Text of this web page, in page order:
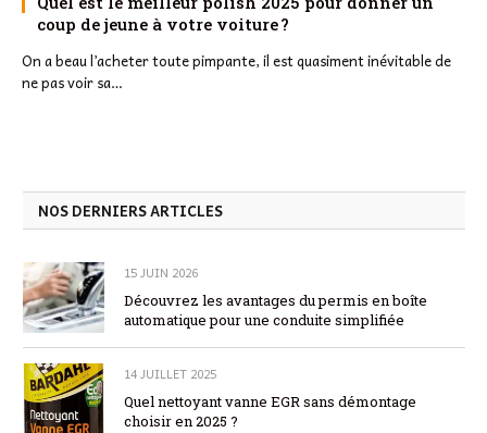
coup de jeune à votre voiture ?
On a beau l’acheter toute pimpante, il est quasiment inévitable de
ne pas voir sa…
NOS DERNIERS ARTICLES
15 JUIN 2026
Découvrez les avantages du permis en boîte
automatique pour une conduite simplifiée
14 JUILLET 2025
Quel nettoyant vanne EGR sans démontage
choisir en 2025 ?